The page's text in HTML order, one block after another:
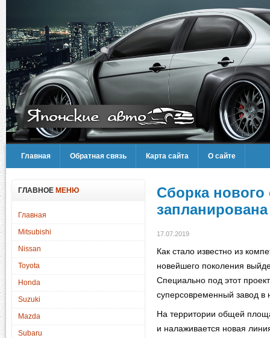
Главная Обратная связь Карта сайта О сайте
ГЛАВНОЕ МЕНЮ
Главная
Mitsubishi
Nissan
Toyota
Honda
Suzuki
Mazda
Subaru
Сборка нового
17.07.2019
Как стало известно из
новейшего поколения
Специально под этот
суперсовременный завод в
На территории общей
и налаживается новая